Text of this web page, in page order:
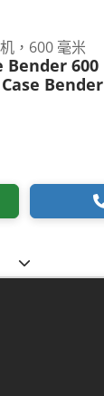
，600 毫米
Bender 600
Bender